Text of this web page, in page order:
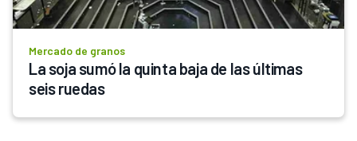
Mercado de granos
La soja sumó la quinta baja de las últimas
seis ruedas